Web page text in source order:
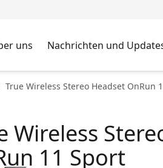
uns Nachrichten und
True Wireless Stereo Headset OnRun
Wireless
11 Sport